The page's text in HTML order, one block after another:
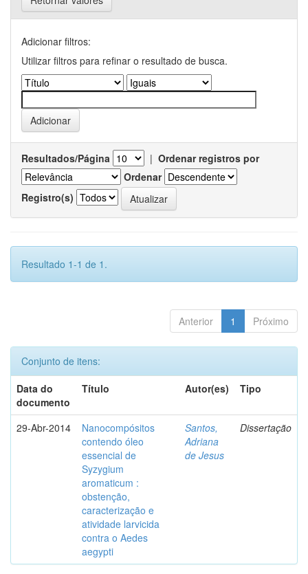
Adicionar filtros:
Utilizar filtros para refinar o resultado de busca.
Resultados/Página | Ordenar registros por
Ordenar
Registro(s)
Resultado 1-1 de 1.
Anterior 1 Próximo
Conjunto de itens:
Data do
documento
Título Autor(es) Tipo
29-Abr-2014
Nanocompósitos
contendo óleo
essencial de
Syzygium
aromaticum :
obstenção,
caracterização e
atividade larvicida
contra o Aedes
aegypti
Santos,
Adriana
de Jesus
Dissertação